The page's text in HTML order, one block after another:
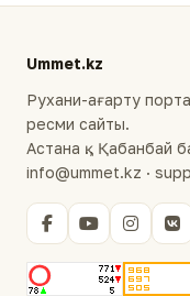
Ummet.kz
Рухани-ағарту
ресми сайты.
Астана қ., Қабанбай
info@ummet.kz ·